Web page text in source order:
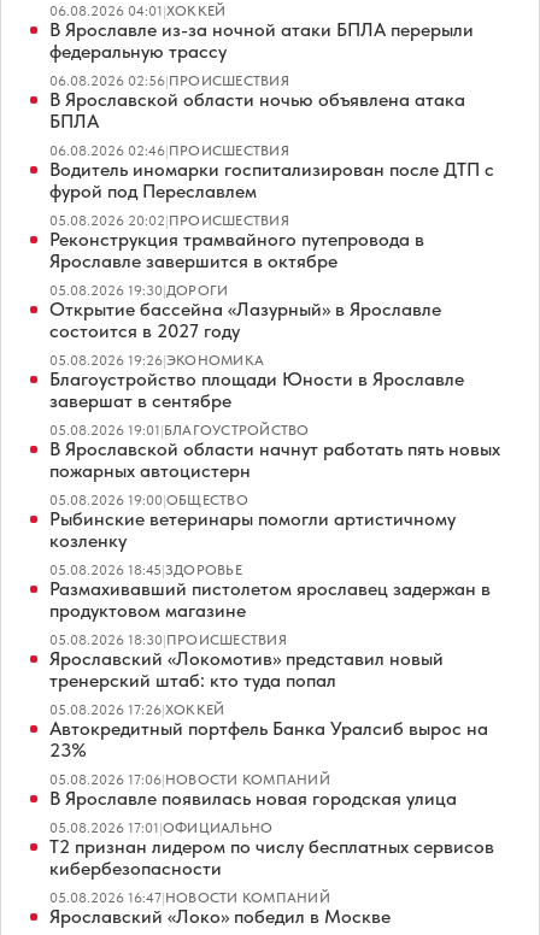
06.08.2026 04:01|ХОККЕЙ
В Ярославле из-за ночной атаки БПЛА перерыли
федеральную трассу
06.08.2026 02:56|ПРОИСШЕСТВИЯ
В Ярославской области ночью объявлена атака
БПЛА
06.08.2026 02:46|ПРОИСШЕСТВИЯ
Водитель иномарки госпитализирован после ДТП с
фурой под Переславлем
05.08.2026 20:02|ПРОИСШЕСТВИЯ
Реконструкция трамвайного путепровода в
Ярославле завершится в октябре
05.08.2026 19:30|ДОРОГИ
Открытие бассейна «Лазурный» в Ярославле
состоится в 2027 году
05.08.2026 19:26|ЭКОНОМИКА
Благоустройство площади Юности в Ярославле
завершат в сентябре
05.08.2026 19:01|БЛАГОУСТРОЙСТВО
В Ярославской области начнут работать пять новых
пожарных автоцистерн
05.08.2026 19:00|ОБЩЕСТВО
Рыбинские ветеринары помогли артистичному
козленку
05.08.2026 18:45|ЗДОРОВЬЕ
Размахивавший пистолетом ярославец задержан в
продуктовом магазине
05.08.2026 18:30|ПРОИСШЕСТВИЯ
Ярославский «Локомотив» представил новый
тренерский штаб: кто туда попал
05.08.2026 17:26|ХОККЕЙ
Автокредитный портфель Банка Уралсиб вырос на
23%
05.08.2026 17:06|НОВОСТИ КОМПАНИЙ
В Ярославле появилась новая городская улица
05.08.2026 17:01|ОФИЦИАЛЬНО
Т2 признан лидером по числу бесплатных сервисов
кибербезопасности
05.08.2026 16:47|НОВОСТИ КОМПАНИЙ
Ярославский «Локо» победил в Москве